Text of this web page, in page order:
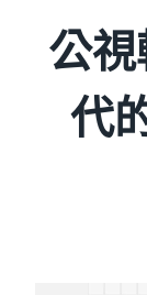
公
代